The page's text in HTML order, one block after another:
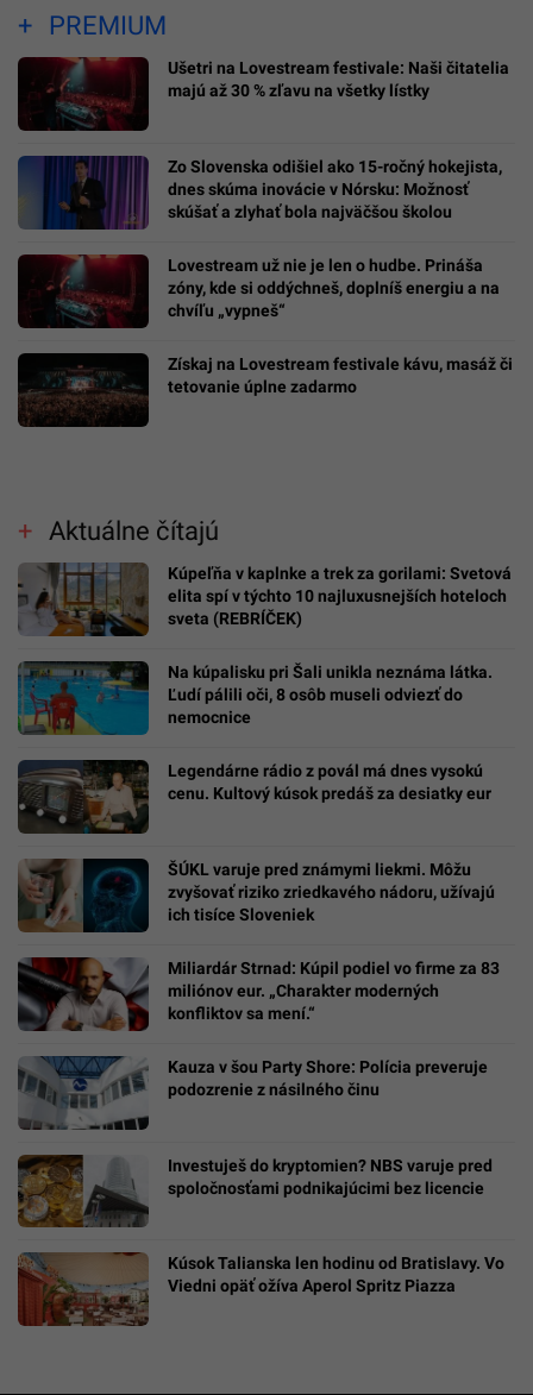
PREMIUM
Ušetri na Lovestream festivale: Naši čitatelia
majú až 30 % zľavu na všetky lístky
Zo Slovenska odišiel ako 15-ročný hokejista,
dnes skúma inovácie v Nórsku: Možnosť
skúšať a zlyhať bola najväčšou školou
Lovestream už nie je len o hudbe. Prináša
zóny, kde si oddýchneš, doplníš energiu a na
chvíľu „vypneš“
Získaj na Lovestream festivale kávu, masáž či
tetovanie úplne zadarmo
Aktuálne čítajú
Kúpeľňa v kaplnke a trek za gorilami: Svetová
elita spí v týchto 10 najluxusnejších hoteloch
sveta (REBRÍČEK)
Na kúpalisku pri Šali unikla neznáma látka.
Ľudí pálili oči, 8 osôb museli odviezť do
nemocnice
Legendárne rádio z povál má dnes vysokú
cenu. Kultový kúsok predáš za desiatky eur
ŠÚKL varuje pred známymi liekmi. Môžu
zvyšovať riziko zriedkavého nádoru, užívajú
ich tisíce Sloveniek
Miliardár Strnad: Kúpil podiel vo firme za 83
miliónov eur. „Charakter moderných
konfliktov sa mení.“
Kauza v šou Party Shore: Polícia preveruje
podozrenie z násilného činu
Investuješ do kryptomien? NBS varuje pred
spoločnosťami podnikajúcimi bez licencie
Kúsok Talianska len hodinu od Bratislavy. Vo
Viedni opäť ožíva Aperol Spritz Piazza